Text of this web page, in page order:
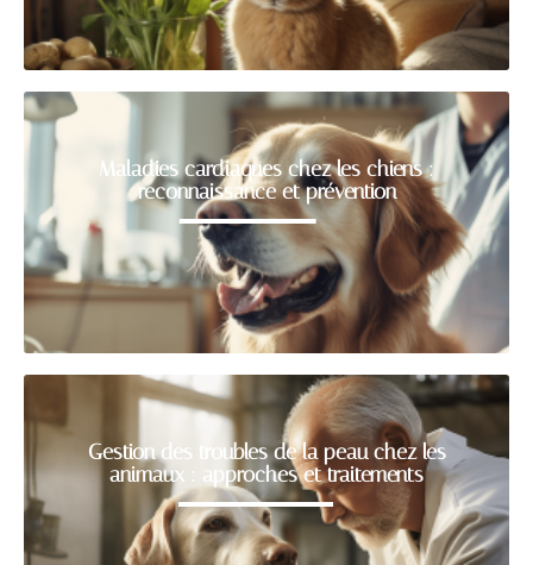
Maladies cardiaques chez les chiens :
reconnaissance et prévention
Gestion des troubles de la peau chez les
animaux : approches et traitements